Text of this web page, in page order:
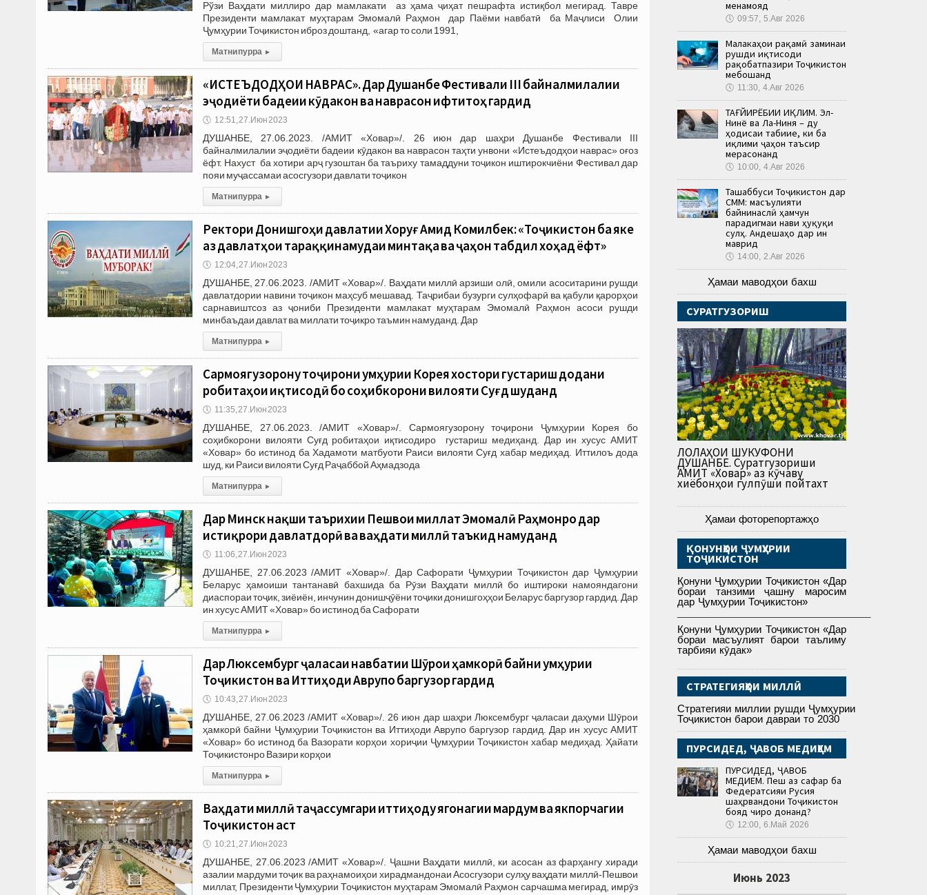
Рўзи Ваҳдати миллиро дар мамлакати аз ҳама ҷиҳат пешрафта истиқбол мегирад. Тавре
Президенти мамлакат муҳтарам Эмомалӣ Раҳмон дар Паёми навбатӣ ба Маҷлиси Олии
Ҷумҳурии Тоҷикистон иброз доштанд, «агар то соли 1991,
Матни пурра ▸
«ИСТЕЪДОДҲОИ НАВРАС». Дар Душанбе Фестивали III байналмилалии
эҷодиёти бадеии кӯдакон ва наврасон ифтитоҳ гардид
🕔 12:51, 27.Июн 2023
ДУШАНБЕ, 27.06.2023. /АМИТ «Ховар»/. 26 июн дар шаҳри Душанбе Фестивали III
байналмилалии эҷодиёти бадеии кӯдакон ва наврасон таҳти унвони «Истеъдодҳои наврас» оғоз
ёфт. Нахуст ба хотири арҷ гузоштан ба таъриху тамаддуни тоҷикон иштирокчиёни Фестивал дар
пояи муҷассамаи асосгузори давлати тоҷикон
Матни пурра ▸
Ректори Донишгоҳи давлатии Хоруғ Амид Комилбек: «Тоҷикистон ба яке
аз давлатҳои тараққинамудаи минтақа ва ҷаҳон табдил хоҳад ёфт»
🕔 12:04, 27.Июн 2023
ДУШАНБЕ, 27.06.2023. /АМИТ «Ховар»/. Ваҳдати миллӣ арзиши олӣ, омили асоситарини рушди
давлатдории навини тоҷикон маҳсуб мешавад. Таҷрибаи бузурги сулҳофарӣ ва қабули қарорҳои
сарнавиштсоз аз ҷониби Президенти мамлакат муҳтарам Эмомалӣ Раҳмон асоси рушди
минбаъдаи давлат ва миллати тоҷикро таъмин намуданд. Дар
Матни пурра ▸
Сармоягузорону тоҷирони Ҷумҳурии Корея хостори густариш додани
робитаҳои иқтисодӣ бо соҳибкорони вилояти Суғд шуданд
🕔 11:35, 27.Июн 2023
ДУШАНБЕ, 27.06.2023. /АМИТ «Ховар»/. Сармоягузорону тоҷирони Ҷумҳурии Корея бо
соҳибкорони вилояти Суғд робитаҳои иқтисодиро густариш медиҳанд. Дар ин хусус АМИТ
«Ховар» бо истинод ба Хадамоти матбуоти Раиси вилояти Суғд хабар медиҳад. Иттилоъ дода
шуд, ки Раиси вилояти Суғд Раҷаббой Аҳмадзода
Матни пурра ▸
Дар Минск нақши таърихии Пешвои миллат Эмомалӣ Раҳмонро дар
истиқрори давлатдорӣ ва ваҳдати миллӣ таъкид намуданд
🕔 11:06, 27.Июн 2023
ДУШАНБЕ, 27.06.2023 /АМИТ «Ховар»/. Дар Сафорати Ҷумҳурии Тоҷикистон дар Ҷумҳурии
Беларус ҳамоиши тантанавӣ бахшида ба Рӯзи Ваҳдати миллӣ бо иштироки намояндагони
диаспораи тоҷик, зиёиён, инчунин донишҷӯёни тоҷики донишгоҳҳои Беларус баргузор гардид. Дар
ин хусус АМИТ «Ховар» бо истинод ба Сафорати
Матни пурра ▸
Дар Люксембург ҷаласаи навбатии Шӯрои ҳамкорӣ байни Ҷумҳурии
Тоҷикистон ва Иттиҳоди Аврупо баргузор гардид
🕔 10:43, 27.Июн 2023
ДУШАНБЕ, 27.06.2023 /АМИТ «Ховар»/. 26 июн дар шаҳри Люксембург ҷаласаи даҳуми Шӯрои
ҳамкорӣ байни Ҷумҳурии Тоҷикистон ва Иттиҳоди Аврупо баргузор гардид. Дар ин хусус АМИТ
«Ховар» бо истинод ба Вазорати корҳои хориҷии Ҷумҳурии Тоҷикистон хабар медиҳад. Ҳайати
Тоҷикистонро Вазири корҳои
Матни пурра ▸
Ваҳдати миллӣ таҷассумгари иттиҳоду ягонагии мардум ва якпорчагии
Тоҷикистон аст
🕔 10:21, 27.Июн 2023
ДУШАНБЕ, 27.06.2023 /АМИТ «Ховар»/. Ҷашни Ваҳдати миллӣ, ки асосан аз фарҳангу хиради
азалии мардуми тоҷик ва раҳнамоиҳои хирадмандонаи Асосгузори сулҳу ваҳдати миллӣ-Пешвои
миллат, Президенти Ҷумҳурии Тоҷикистон муҳтарам Эмомалӣ Раҳмон сарчашма мегирад, имрӯз
менамояд
🕔 09:57, 5.Авг 2026
Малакаҳои рақамӣ заминаи
рушди иқтисоди
рақобатпазири Тоҷикистон
мебошанд
🕔 11:30, 4.Авг 2026
ТАҒЙИРЁБИИ ИҚЛИМ. Эл-
Нинё ва Ла-Ниня – ду
ҳодисаи табиие, ки ба
иқлими ҷаҳон таъсир
мерасонанд
🕔 10:00, 4.Авг 2026
Ташаббуси Тоҷикистон дар
СММ: масъулияти
байнинаслӣ ҳамчун
парадигмаи нави ҳуқуқи
сулҳ. Андешаҳо дар ин
маврид
🕔 14:00, 2.Авг 2026
Ҳамаи маводҳои бахш
СУРАТГУЗОРИШ
ЛОЛАҲОИ ШУКУФОНИ
ДУШАНБЕ. Суратгузориши
АМИТ «Ховар» аз кӯчаву
хиёбонҳои гулпӯши пойтахт
Ҳамаи фоторепортажҳо
ҚОНУНҲОИ ҶУМҲУРИИ
ТОҶИКИСТОН
Қонуни Ҷумҳурии Тоҷикистон «Дар
бораи танзими ҷашну маросим
дар Ҷумҳурии Тоҷикистон»
Қонуни Ҷумҳурии Тоҷикистон «Дар
бораи масъулият барои таълиму
тарбияи кӯдак»
СТРАТЕГИЯҲОИ МИЛЛӢ
Стратегияи миллии рушди Ҷумҳурии
Тоҷикистон барои давраи то 2030
ПУРСИДЕД, ҶАВОБ МЕДИҲЕМ
ПУРСИДЕД, ҶАВОБ
МЕДИҲЕМ. Пеш аз сафар ба
Федератсияи Русия
шаҳрвандони Тоҷикистон
бояд чиро донанд?
🕔 12:00, 6.Май 2026
Ҳамаи маводҳои бахш
Июнь 2023